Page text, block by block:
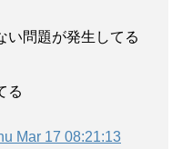
い問題が発生してる
る
Mar 17 08:21:13